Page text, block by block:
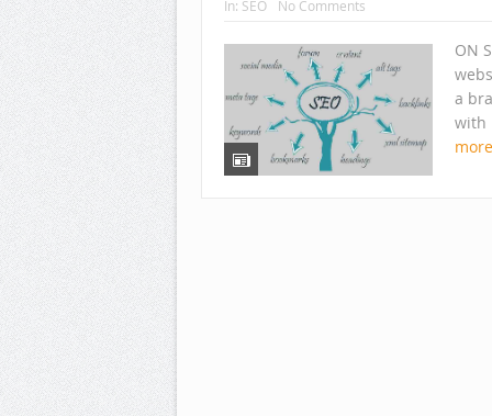
In: SEO No Comments
ON
a
with